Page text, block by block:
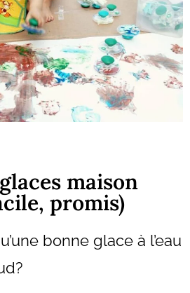
maison
promis)
bonne glace à l’eau